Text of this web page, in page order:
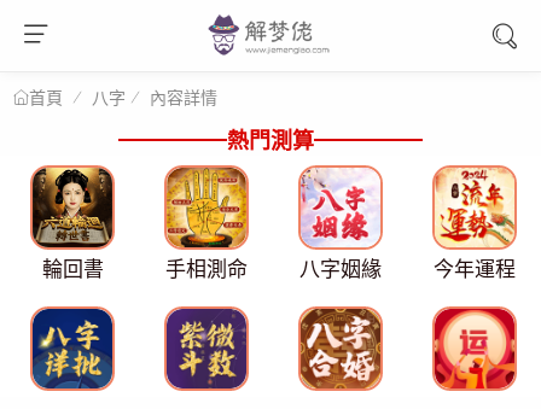
首頁 八字 內容詳情
熱門測算
輪回書 手相測命 八字姻緣 今年運程